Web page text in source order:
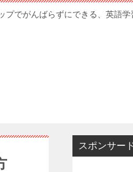
プでがんばらずにできる、英語
スポンサー